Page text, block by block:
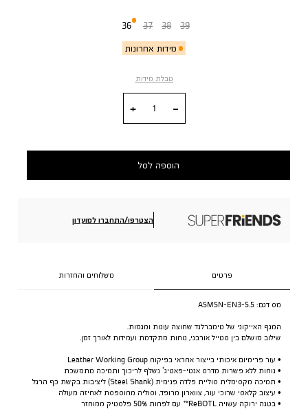
36
מידות אחרונות
37 38 39
טבלת מידות
הוספה לסל
הצטרפו/התחברו למועדון
פרטים משלוחים והחזרות
מס דגם: A5M5N-EN3-5.5
המגף האייקוני של טימברלנד שחוצה עונות ומגמות.
שילוב מושלם בין סטייל אורבני, נוחות מתקדמת ועמידות לאורך זמן.
• עור פרימיום איכותי בייצור אחראי בפיקוח Leather Working Group
• נוחות ללא פשרות מדרס אנטי-פאטיג’ נשלף לריכוך ותמיכה מתמשכת
• תמיכה מקסימלית סוליית פלדה פנימית (Steel Shank) ליציבות בקשת כף הרגל
• עיצוב קלאסי שרוכי עור, צווארון מרופד, וסוליה מחוספסת לאחיזה מעולה
• בטנה ירוקה עשויה ReBOTL™ עם לפחות 50% פלסטיק ממוחזר